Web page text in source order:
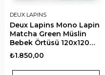
DEUX LAPINS
Deux Lapins Mono Lapin
Matcha Green Müslin
Bebek Örtüsü 120x120
cm
₺1.850,00